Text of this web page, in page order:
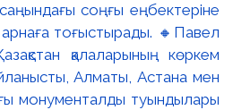
соңғы еңбектеріне
арнаға тоғыстырады. 🔸Павел
қалаларының көркем
Алматы, Астана мен
монументалды туындылары